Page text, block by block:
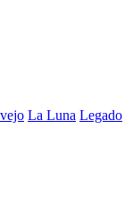
La Luna Legado